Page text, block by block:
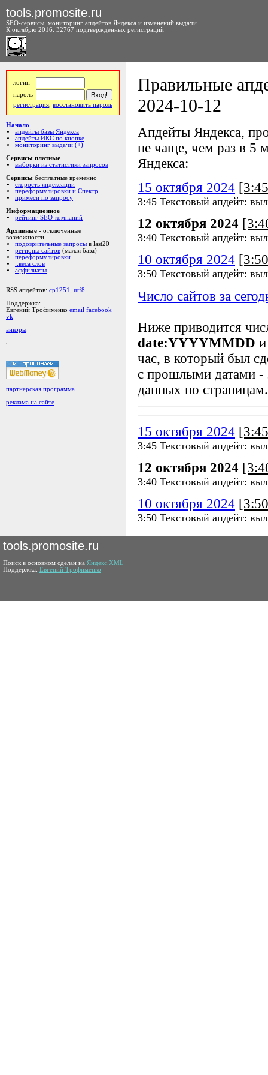
tools.promosite.ru
SEO-сервисы, мониторинг апдейтов Яндекса и изменений выдачи.
К октябрю 2016: 32767 подтвержденных регистраций
логин
пароль
регистрация восстановить пароль
Начало
апдейты базы Яндекса
апдейты ИКС по кнопке
мониторинг выдачи (+)
Сервисы платные
выборки из статистики запросов
Сервисы бесплатные временно
скорость яндексации
переформулировки и Спектр
примеси по запросу
Информационное
рейтинг SEO-компаний
Архивные - отключенные
возможности
подозрительные запросы в last20
регионы сайтов (малая база)
переформулировки
::веса слов
аффилиаты
RSS апдейтов: cp1251
utf8
Поддержка:
Евгений Трофименко email facebook
vk
анкоры
партнерская программа
реклама на сайте
Правильные
2024-10-12
Апдейты Яндекса,
не чаще, чем раз в 5
Яндекса:
15 октября 2024
3:45 Текстовый апдейт:
12 октября 2024
3:40 Текстовый апдейт:
10 октября 2024
3:50 Текстовый апдейт:
Число сайтов за
Ниже приводится
date:YYYYMMDD
час, в который был
с прошлыми датами -
данных по страницам.
15 октября 2024
3:45 Текстовый апдейт:
12 октября 2024
3:40 Текстовый апдейт:
10 октября 2024
3:50 Текстовый апдейт:
tools.promosite.ru
Поиск в основном сделан на Яндекс.XML
Поддержка: Евгений Трофименко